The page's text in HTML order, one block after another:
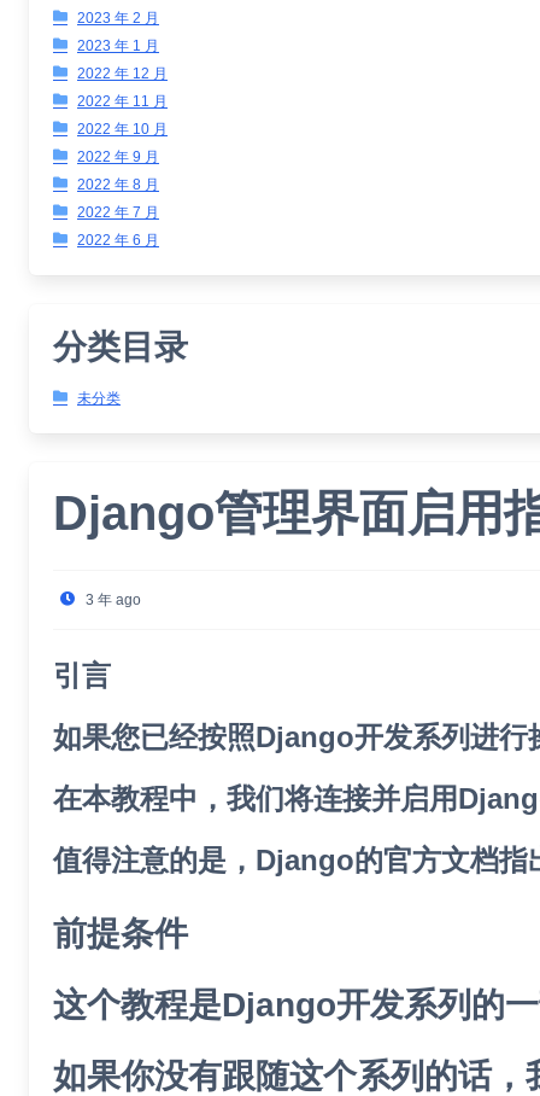
2023 年 2 月
2023 年 1 月
2022 年 12 月
2022 年 11 月
2022 年 10 月
2022 年 9 月
2022 年 8 月
2022 年 7 月
2022 年 6 月
分类目录
未分类
Django管理界面启用
3 年 ago
引言
如果您已经按照Django开发系列进
在本教程中，我们将连接并启用
值得注意的是，Django的官方文档指
前提条件
这个教程是Django开发系列的
如果你没有跟随这个系列的话